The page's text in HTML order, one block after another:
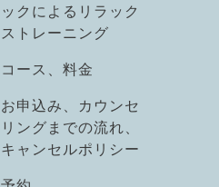
ックによるリラック
ストレーニング
コース、料金
お申込み、カウンセ
リングまでの流れ、
キャンセルポリシー